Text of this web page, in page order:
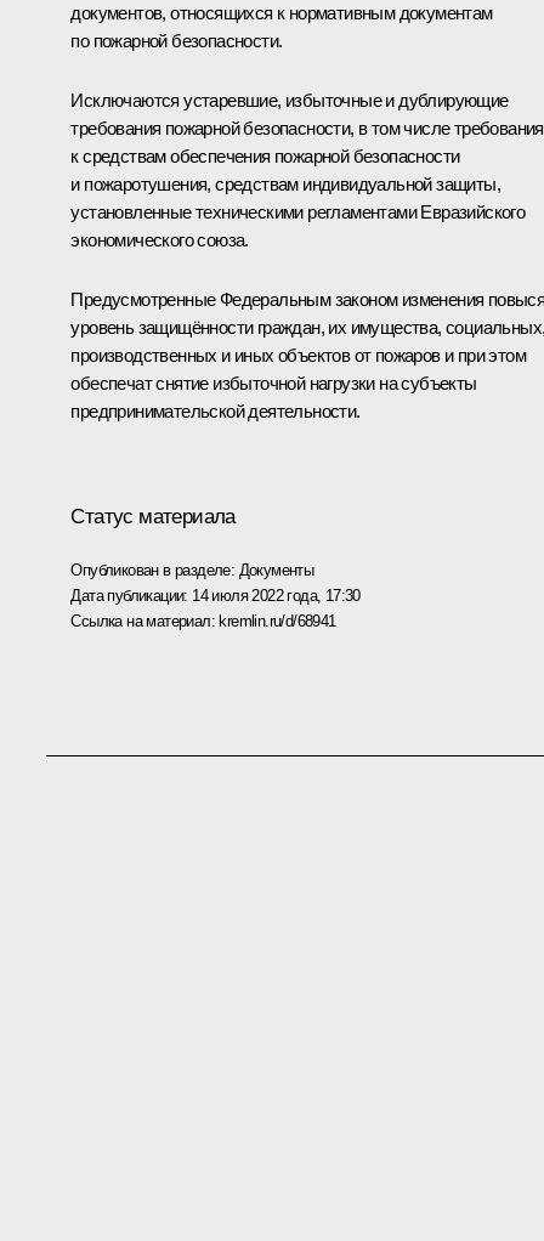
документов, относящихся к нормативным документам
по пожарной безопасности.
Исключаются устаревшие, избыточные и дублирующие
требования пожарной безопасности, в том числе требования
к средствам обеспечения пожарной безопасности
и пожаротушения, средствам индивидуальной защиты,
установленные техническими регламентами Евразийского
экономического союза.
Предусмотренные Федеральным законом изменения
уровень защищённости граждан, их имущества,
производственных и иных объектов от пожаров и при этом
обеспечат снятие избыточной нагрузки на субъекты
предпринимательской деятельности.
Статус материала
Опубликован в разделе: Документы
Дата публикации: 14 июля 2022 года, 17:30
Ссылка на материал: kremlin.ru/d/68941